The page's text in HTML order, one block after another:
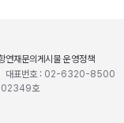
연재문의게시물 운영정책
대표번호 : 02-6320-8500
-02349호